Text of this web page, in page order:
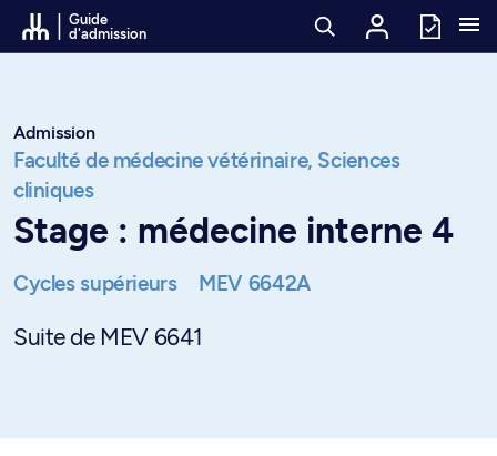
Passer au contenu
Guide
d'admission
Admission
Faculté de médecine vétérinaire, Sciences
cliniques
Stage : médecine interne 4
Cycles supérieurs MEV 6642A
Suite de MEV 6641